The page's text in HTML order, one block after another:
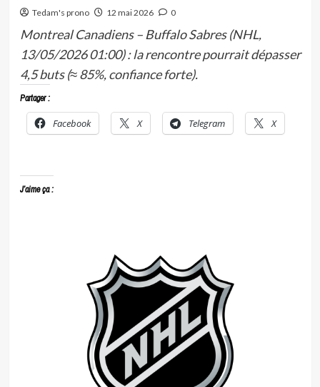
Tedam's prono 12 mai 2026 0
Montreal Canadiens – Buffalo Sabres (NHL,
13/05/2026 01:00) : la rencontre pourrait dépasser
4,5 buts (≈ 85%, confiance forte).
Partager :
Facebook X Telegram X
J’aime ça :